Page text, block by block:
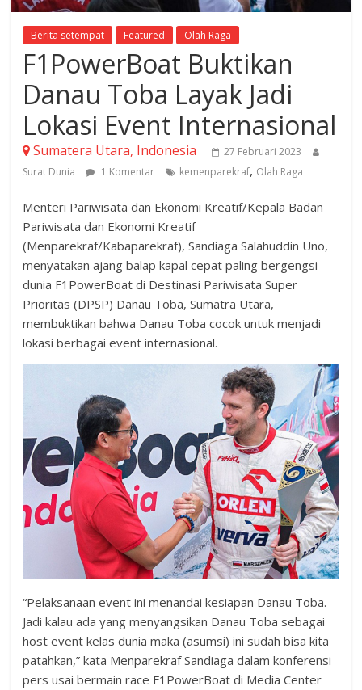
Berita setempat Featured Olah Raga
F1PowerBoat Buktikan
Danau Toba Layak Jadi
Lokasi Event Internasional
Sumatera Utara, Indonesia
27 Februari 2023
Surat Dunia
1 Komentar kemenparekraf, Olah Raga
Menteri Pariwisata dan Ekonomi Kreatif/Kepala Badan
Pariwisata dan Ekonomi Kreatif
(Menparekraf/Kabaparekraf), Sandiaga Salahuddin Uno,
menyatakan ajang balap kapal cepat paling bergengsi
dunia F1PowerBoat di Destinasi Pariwisata Super
Prioritas (DPSP) Danau Toba, Sumatra Utara,
membuktikan bahwa Danau Toba cocok untuk menjadi
lokasi berbagai event internasional.
“Pelaksanaan event ini menandai kesiapan Danau Toba.
Jadi kalau ada yang menyangsikan Danau Toba sebagai
host event kelas dunia maka (asumsi) ini sudah bisa kita
patahkan,” kata Menparekraf Sandiaga dalam konferensi
pers usai bermain race F1PowerBoat di Media Center